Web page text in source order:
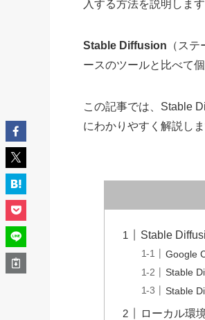
入する方法を説明します
Stable Diffusion （ス
ースのツールと比べて
この記事では、Stable
にわかりやすく解説しま
Stable
Google
Stable
Stable
ローカル環